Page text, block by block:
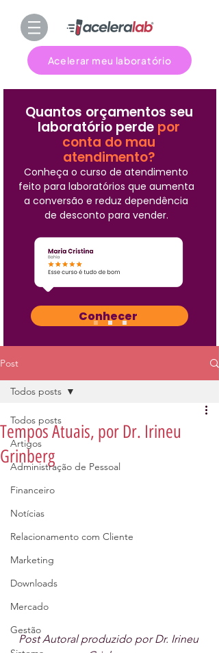
Acelerar meu laboratório
Quantos orçamentos seu
laboratório perde por
conta do mau
atendimento?
Conheça o curso de atendimento
feito para laboratórios que aumenta
a conversão e reduz dependência
de desconto para vender.
Conhecer
Post
Todos posts
Artigos
Administração de Pessoal
Financeiro
Notícias
Relacionamento com Cliente
Marketing
Downloads
Mercado
Gestão
Todos posts
Tempos Atuais, por Dr. Irineu
Grinberg
Post Autoral produzido por Dr. Irineu